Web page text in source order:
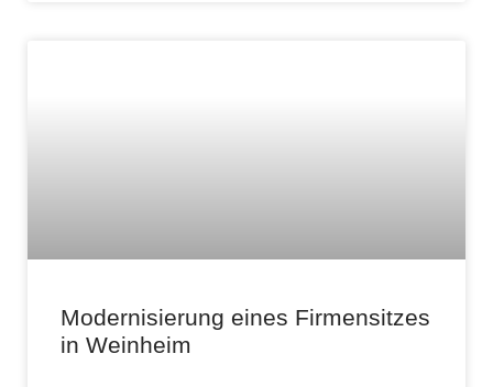
Modernisierung eines Firmensitzes
in Weinheim